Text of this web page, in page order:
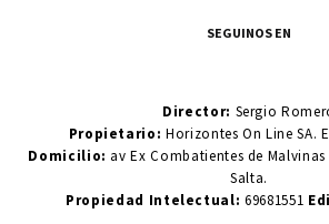
SEGUINOS EN
Director: Sergio
Propietario:Horizontes On Line SA.
Domicilio: av Ex Combatientes de Malvinas
Salta.
Propiedad Intelectual: 69681551